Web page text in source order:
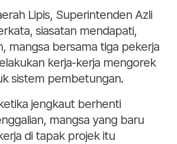
Lipis, Superintenden Azli
siasatan mendapati,
mangsa bersama tiga pekerja
kerja-kerja mengorek
sistem pembetungan.
jengkaut berhenti
mangsa yang baru
di tapak projek itu